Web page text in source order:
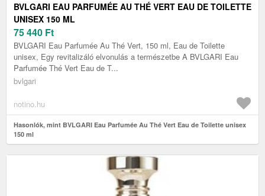
BVLGARI EAU PARFUMÉE AU THÉ VERT EAU DE TOILETTE
UNISEX 150 ML
75 440 Ft
BVLGARI Eau Parfumée Au Thé Vert, 150 ml, Eau de Toilette
unisex, Egy revitalizáló elvonulás a természetbe A BVLGARI Eau
Parfumée Thé Vert Eau de T...
bvlgari
notino.hu
Hasonlók, mint BVLGARI Eau Parfumée Au Thé Vert Eau de Toilette unisex
150 ml